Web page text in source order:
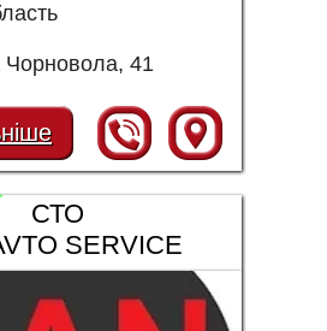
Чорновола, 41
СТО
SERVICE